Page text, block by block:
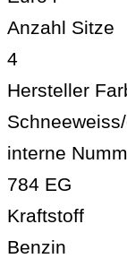
Anzahl Sitze
4
Hersteller
interne
784 EG
Kraftstoff
Benzin